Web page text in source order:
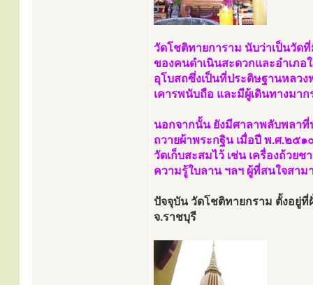
วัดโชติทายการาม นับว่าเป็นวัด
ของคนดำเนินสะดวกและอำเภอ
อุโบสถซึ่งเป็นที่ประดิษฐานหลว
เคารพนับถือ และมีผู้เดินทางมา
นอกจากนั้น ยังมีศาลาพลับพลาที่
ถวายผ้าพระกฐิน เมื่อปี พ.ศ.๒๕
วัดเก็บสะสมไว้ เช่น เครื่องถ้วย
ความรู้ใบลาน ฯลฯ ผู้ที่สนใจสา
ปัจจุบัน วัดโชติทายกราม ตั้งอยู่ที่
จ.ราชบุรี